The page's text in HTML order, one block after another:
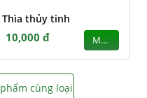
Thìa thủy tinh
10,000 đ MUA
cùng loại